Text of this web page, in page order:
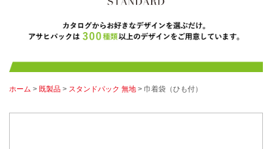
ホーム > 既製品 > スタンドパック 無地 > 巾着袋（ひも付）